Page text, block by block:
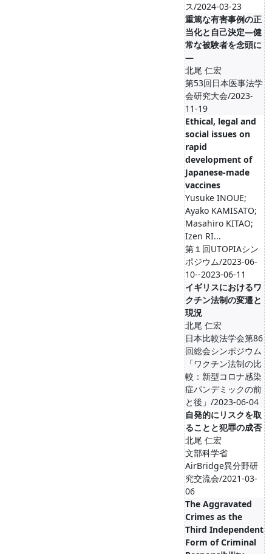
ス/2024-03-23
重篤な有害事例の正
当化と自己決定―健
常な被験者を念頭に
―
北尾 仁宏
第53回日本医事法学
会研究大会/2023-
11-19
Ethical, legal and
social issues on
rapid
development of
Japanese-made
vaccines
Yusuke INOUE;
Ayako KAMISATO;
Masahiro KITAO;
Izen RI...
第１回UTOPIAシン
ポジウム/2023-06-
10--2023-06-11
イギリスにおけるワ
クチン法制の変遷と
現況
北尾 仁宏
日本比較法学会第86
回総会シンポジウム
「ワクチン法制の比
較：新型コロナ感染
症パンデミックの前
と後」/2023-06-04
自発的にリスクを取
ることと犯罪の成否
北尾 仁宏
文部科学省
AirBridge異分野研
究交流会/2021-03-
06
The Aggravated
Crimes as the
Third Independent
Form of Criminal